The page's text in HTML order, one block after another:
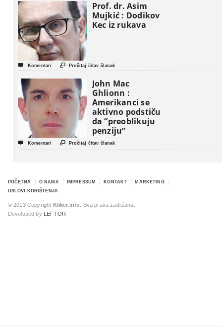
Prof. dr. Asim
Mujkić : Dodikov
Kec iz rukava
 Komentari  Pročitaj čitav članak
John Mac
Ghlionn :
Amerikanci se
aktivno podstiču
da “preoblikuju
penziju”
 Komentari  Pročitaj čitav članak
POČETNA O NAMA IMPRESSUM KONTAKT
MARKETING
USLOVI KORIŠTENJA
© 2013 Copyright Kliker.info . Sva prava zadržana.
Developed by
LEFTOR